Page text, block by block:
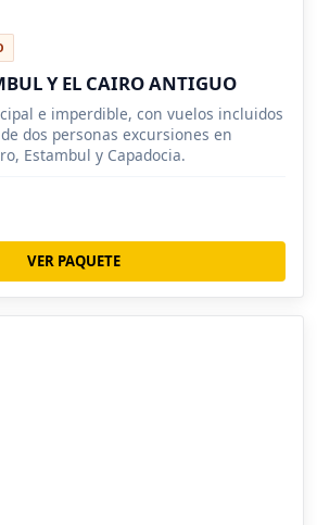
Y EL CAIRO ANTIGUO
e imperdible, con vuelos incluidos
dos personas excursiones en
Estambul y Capadocia.
VER PAQUETE